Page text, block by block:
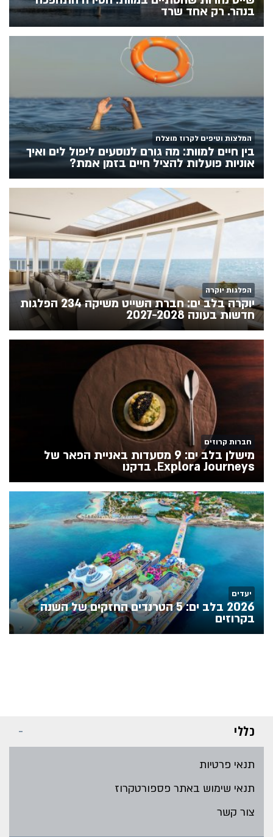
בנהר. רק אחד שרד
המלצות וטיפים לקרוז מוצלח
בין חיים למוות: מה גורם לנוסעים ליפול לים ואיך
אוניות פועלות להציל חיים בזמן אמת?
הפלגות יוקרה
יוקרה בלב ים: חברת השייט משיקה 234 הפלגות
חדשות בעונה 2027-2028
חברות קרוזים
מישלן בלב ים: 9 מסעדות באניית הפאר של
Explora Journeys. בדקנו
יעדים
2026 בלב ים: 5 הטרנדים החזקים של השנה
בקרוזים
כללי
תנאי פרטיות
תנאי שימוש באתר פספורטקרוז
צור קשר